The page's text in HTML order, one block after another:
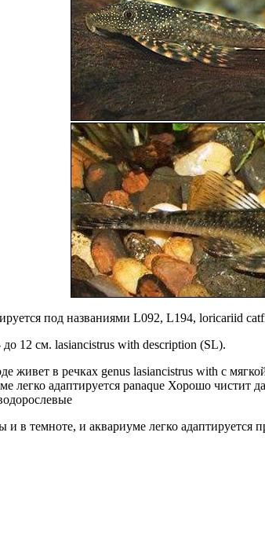
под названиями L092, L194, loricariid
до 12 см. lasiancistrus with description (SL).
живет в речках genus lasiancistrus with с
легко адаптируется panaque Хорошо чистит
и в темноте, и аквариуме легко адаптируется